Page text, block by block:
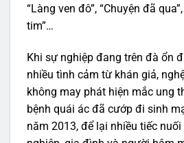
“Làng ven đô”, “Chuyện đã
tim”…
Khi sự nghiệp đang trên đà ổn
nhiều tình cảm từ khán giả,
không may phát hiện mắc ung
bệnh quái ác đã cướp đi sinh
năm 2013, để lại nhiều tiếc